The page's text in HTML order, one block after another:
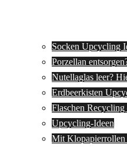
Socken Upcycling
Porzellan
Nutellaglas leer?
Erdbeerkisten
Flaschen
Upcycling-Ideen
Mit Klopapierrollen